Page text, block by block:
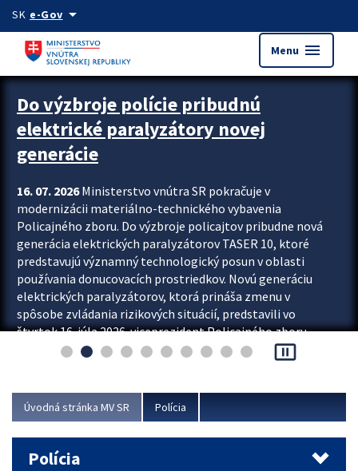
Preskocit na hlavný obsah
SK e-Govarrow_drop_down
Menu menu
Zastavit automatický posun upútavok
Do výzbroje polície pribudnú
elektrické paralyzátory novej
generácie
16. 07. 2026Ministerstvo vnútra SR pokračuje v
modernizácii materiálno-technického vybavenia
Policajného zboru. Do výzbroje policajtov pribudne nová
generácia elektrických paralyzátorov TASER 10, ktoré
predstavujú významný technologický posun v oblasti
používania donucovacích prostriedkov. Novú generáciu
elektrických paralyzátorov, ktorá prináša zmenu v
spôsobe zvládania rizikových situácií, predstavili vo
štvrtok 16. júla 2026 viceprezident Policajného zboru
Rastislav Polakovič a riaditeľ odboru výcviku...
pause_presentation
Úvodná stránka MV SR Polícia
Polícia